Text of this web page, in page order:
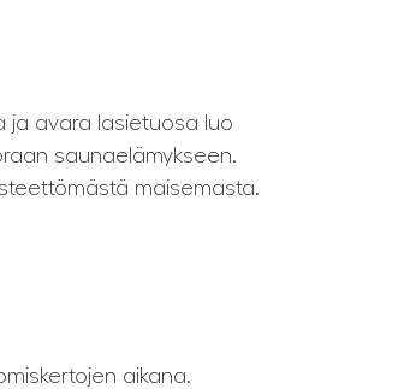
ja avara lasietuosa luo
saunaelämykseen.
maisemasta.
aikana.